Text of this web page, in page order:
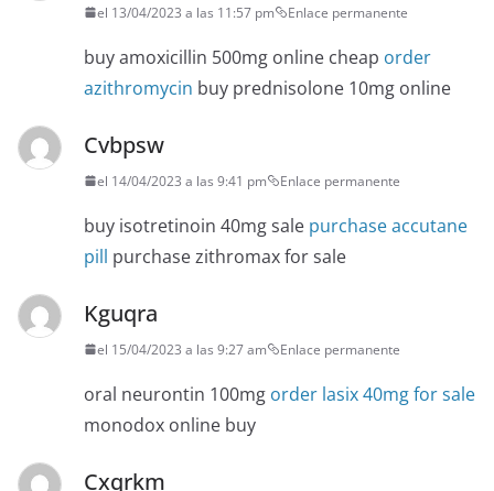
el 13/04/2023 a las 11:57 pm Enlace permanente
buy amoxicillin 500mg online cheap order
azithromycin buy prednisolone 10mg online
Cvbpsw
el 14/04/2023 a las 9:41 pm Enlace permanente
buy isotretinoin 40mg sale purchase accutane
pill purchase zithromax for sale
Kguqra
el 15/04/2023 a las 9:27 am Enlace permanente
oral neurontin 100mg order lasix 40mg for sale
monodox online buy
Cxqrkm